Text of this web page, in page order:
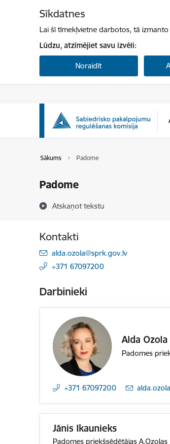
Sīkdatnes
Lai šī tīmekļvietne darbotos, tā
Lūdzu, atzīmējiet savu izvēli:
Noraidīt
Sākums Padome
Padome
Atskaņot tekstu
Kontakti
E-pasts:
alda.ozola@sprk.gov.lv
+371 67097200
Darbinieki
Alda Ozola
Padomes
+371 67097200 E-pasts:
Jānis Ikaunieks
Padomes priekšsēdētājas